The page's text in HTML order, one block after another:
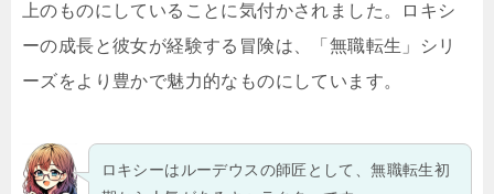
上のものにしていることに気付かされました。ロキシ
ーの成長と彼女が経験する冒険は、「無職転生」シリ
ーズをより豊かで魅力的なものにしています。
ロキシーはルーデウスの師匠として、無職転生初